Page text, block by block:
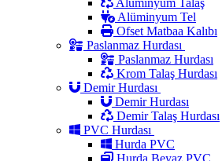
Alüminyum Talaş
Alüminyum Tel
Ofset Matbaa Kalıbı
Paslanmaz Hurdası
Paslanmaz Hurdası
Krom Talaş Hurdası
Demir Hurdası
Demir Hurdası
Demir Talaş Hurdası
PVC Hurdası
Hurda PVC
Hurda Beyaz PVC